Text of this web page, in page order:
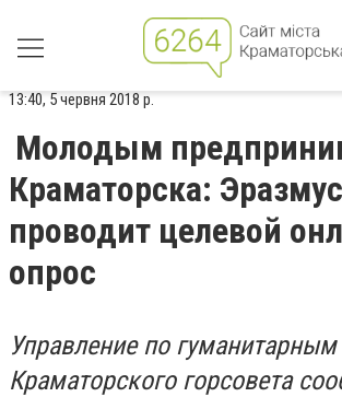
13:40, 5 червня 2018 р.
Молодым
Краматорска:
проводит целевой
опрос
Управление по
Краматорского горсовета